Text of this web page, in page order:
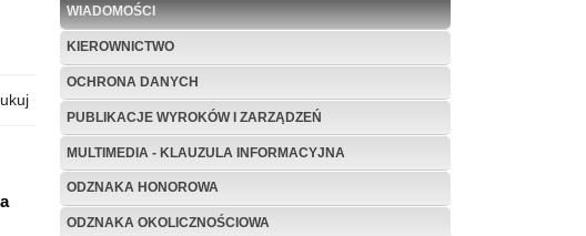
WIADOMOŚCI
KIEROWNICTWO
OCHRONA DANYCH
PUBLIKACJE WYROKÓW I ZARZĄDZEŃ
MULTIMEDIA - KLAUZULA INFORMACYJNA
ODZNAKA HONOROWA
ODZNAKA OKOLICZNOŚCIOWA